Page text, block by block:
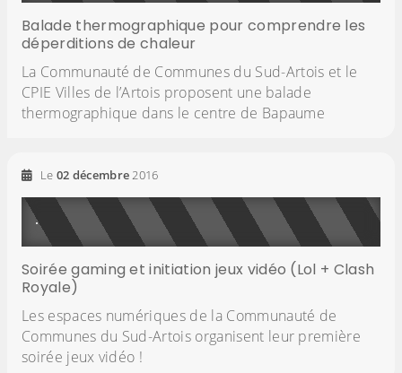
Balade thermographique pour comprendre les
déperditions de chaleur
La Communauté de Communes du Sud-Artois et le
CPIE Villes de l’Artois proposent une balade
thermographique dans le centre de Bapaume
Le 02 décembre2016
Soirée gaming et initiation jeux vidéo (Lol + Clash
Royale)
Les espaces numériques de la Communauté de
Communes du Sud-Artois organisent leur première
soirée jeux vidéo !